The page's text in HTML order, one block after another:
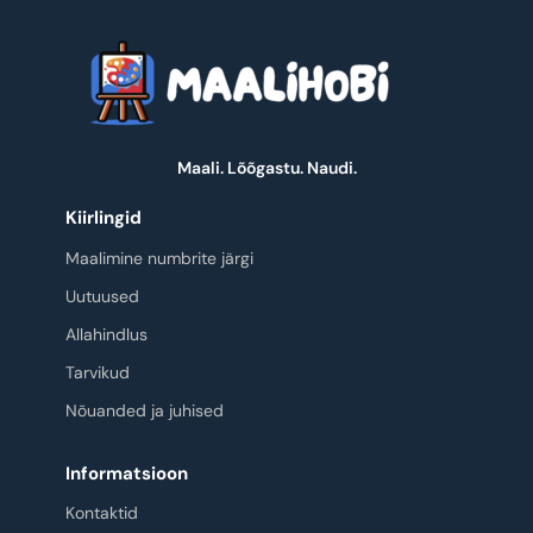
Maali. Lõõgastu. Naudi.
Kiirlingid
Maalimine numbrite järgi
Uutuused
Allahindlus
Tarvikud
Nõuanded ja juhised
Informatsioon
Kontaktid